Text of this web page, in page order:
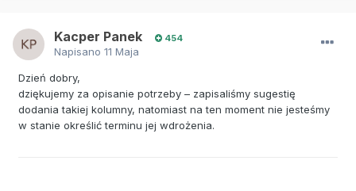
Kacper Panek 454
Napisano 11 Maja
Dzień dobry,
dziękujemy za opisanie potrzeby – zapisaliśmy sugestię
dodania takiej kolumny, natomiast na ten moment nie jesteśmy
w stanie określić terminu jej wdrożenia.